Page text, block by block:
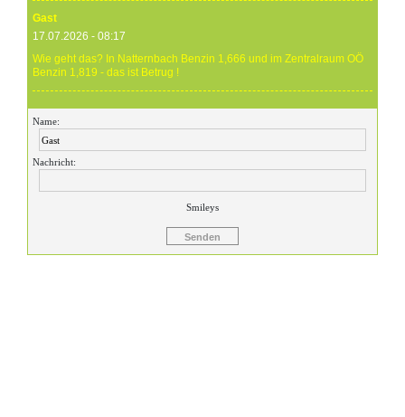
Gast
17.07.2026 - 08:17
Wie geht das? In Natternbach Benzin 1,666 und im Zentralraum OÖ
Benzin 1,819 - das ist Betrug !
Gast
17.07.2026 - 07:05
Eure Preise eher Märchenstunde :-) Vorort nix zu sehen !
24.06.26 20.00 Uhr OMV Attnang: Der hier angegebene Dieselpreis
mit 1,699 ist aktuell ein viel höherer....
Name:
Nachricht:
Smileys